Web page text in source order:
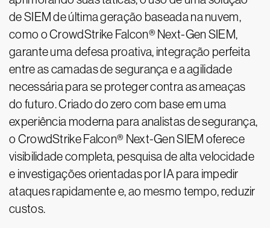
de SIEM de última geração baseada na nuvem,
como o CrowdStrike Falcon® Next-Gen SIEM,
garante uma defesa proativa, integração perfeita
entre as camadas de segurança e a agilidade
necessária para se proteger contra as ameaças
do futuro. Criado do zero com base em uma
experiência moderna para analistas de segurança,
o CrowdStrike Falcon® Next-Gen SIEM oferece
visibilidade completa, pesquisa de alta velocidade
e investigações orientadas por IA para impedir
ataques rapidamente e, ao mesmo tempo, reduzir
custos.